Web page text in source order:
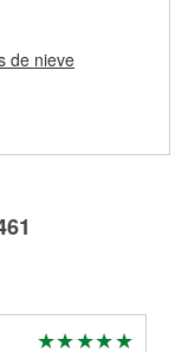
a encontrar las
la longitud
nueva. O'Reilly
adecuados
de nieve